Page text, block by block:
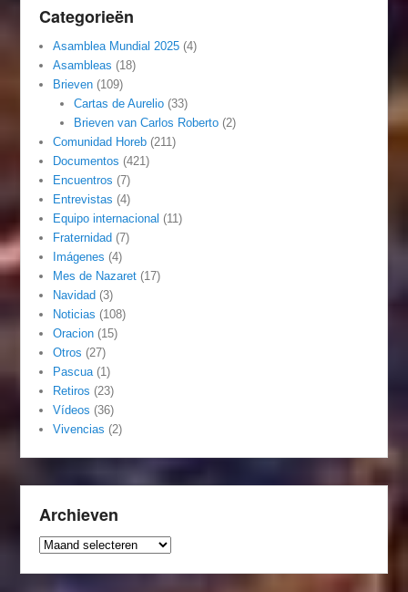
Categorieën
Asamblea Mundial 2025 (4)
Asambleas (18)
Brieven (109)
Cartas de Aurelio(33)
Brieven van Carlos Roberto(2)
Comunidad Horeb (211)
Documentos (421)
Encuentros (7)
Entrevistas (4)
Equipo internacional (11)
Fraternidad (7)
Imágenes (4)
Mes de Nazaret (17)
Navidad (3)
Noticias (108)
Oracion (15)
Otros (27)
Pascua (1)
Retiros (23)
Vídeos (36)
Vivencias (2)
Archieven
Archieven